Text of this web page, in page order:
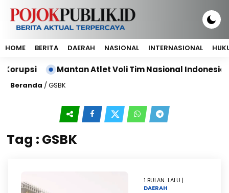
HOME BERITA DAERAH NASIONAL INTERNASIONAL
Mantan Atlet Voli Tim Nasional
Beranda /GSBK
Tag : GSBK
1 BULAN LALU |
DAERAH